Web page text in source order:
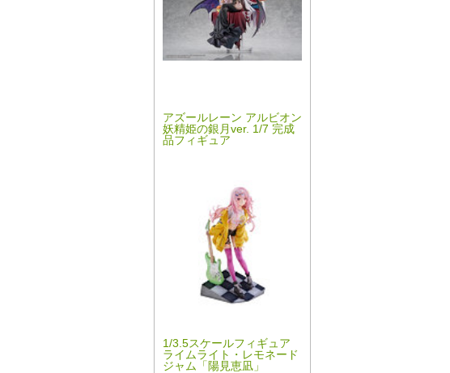
アズールレーン アルビオン
妖精姫の銀月ver. 1/7 完成
品フィギュア
1/3.5スケールフィギュア
ライムライト・レモネード
ジャム「陽見恵凪」